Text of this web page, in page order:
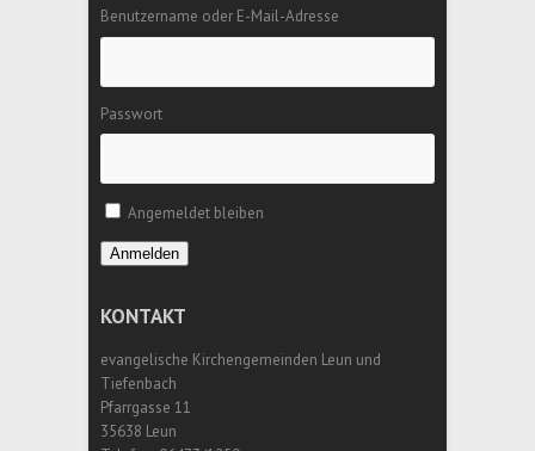
Benutzername oder E-Mail-Adresse
Passwort
Angemeldet bleiben
Anmelden
KONTAKT
evangelische Kirchengemeinden Leun und
Tiefenbach
Pfarrgasse 11
35638 Leun